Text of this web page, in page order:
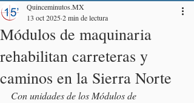
Módulos de maquinaria
rehabilitan carreteras y
caminos en la Sierra Norte
Quinceminutos.MX
13 oct 20252 min de lectura
Con unidades de los Módulos de